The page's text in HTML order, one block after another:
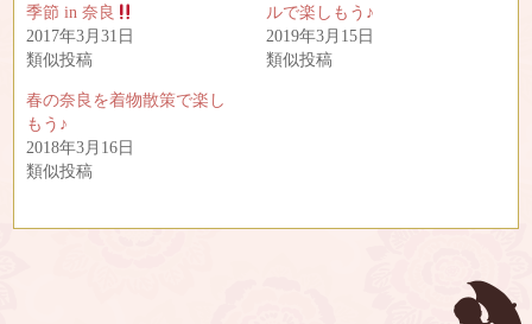
季節 in 奈良
2017年3月31日
類似投稿
ルで楽しもう♪
2019年3月15日
類似投稿
春の奈良を着物散策で楽し
もう♪
2018年3月16日
類似投稿